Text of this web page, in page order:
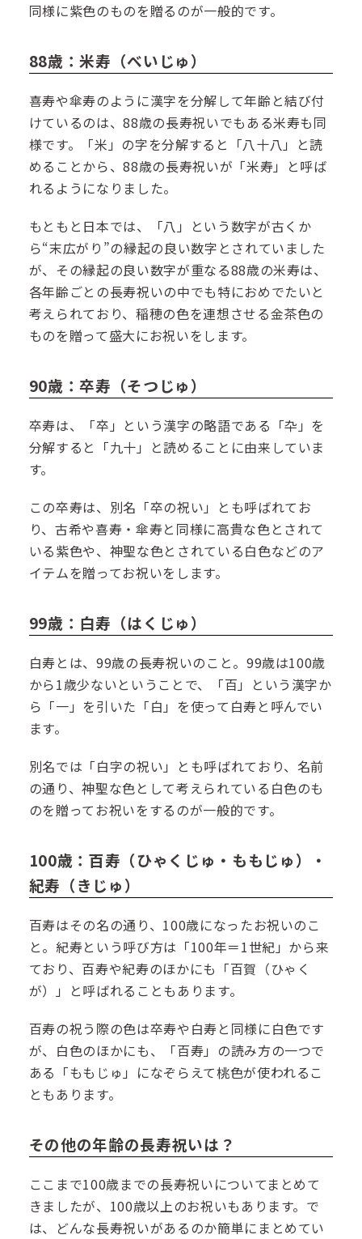
同様に紫色のものを贈るのが一般的です。
88歳：米寿（べいじゅ）
喜寿や傘寿のように漢字を分解して年齢と結び付
けているのは、88歳の長寿祝いでもある米寿も同
様です。「米」の字を分解すると「八十八」と読
めることから、88歳の長寿祝いが「米寿」と呼ば
れるようになりました。
もともと日本では、「八」という数字が古くか
ら“末広がり”の縁起の良い数字とされていました
が、その縁起の良い数字が重なる88歳の米寿は、
各年齢ごとの長寿祝いの中でも特におめでたいと
考えられており、稲穂の色を連想させる金茶色の
ものを贈って盛大にお祝いをします。
90歳：卒寿（そつじゅ）
卒寿は、「卒」という漢字の略語である「卆」を
分解すると「九十」と読めることに由来していま
す。
この卒寿は、別名「卒の祝い」とも呼ばれてお
り、古希や喜寿・傘寿と同様に高貴な色とされて
いる紫色や、神聖な色とされている白色などのア
イテムを贈ってお祝いをします。
99歳：白寿（はくじゅ）
白寿とは、99歳の長寿祝いのこと。99歳は100歳
から1歳少ないということで、「百」という漢字か
ら「一」を引いた「白」を使って白寿と呼んでい
ます。
別名では「白字の祝い」とも呼ばれており、名前
の通り、神聖な色として考えられている白色のも
のを贈ってお祝いをするのが一般的です。
100歳：百寿（ひゃくじゅ・ももじゅ）・
紀寿（きじゅ）
百寿はその名の通り、100歳になったお祝いのこ
と。紀寿という呼び方は「100年＝1世紀」から来
ており、百寿や紀寿のほかにも「百賀（ひゃく
が）」と呼ばれることもあります。
百寿の祝う際の色は卒寿や白寿と同様に白色です
が、白色のほかにも、「百寿」の読み方の一つで
ある「ももじゅ」になぞらえて桃色が使われるこ
ともあります。
その他の年齢の長寿祝いは？
ここまで100歳までの長寿祝いについてまとめて
きましたが、100歳以上のお祝いもあります。で
は、どんな長寿祝いがあるのか簡単にまとめてい